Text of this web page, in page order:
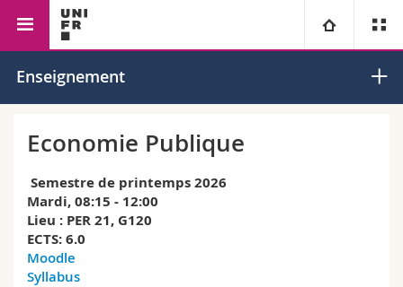
Université
Recherche
Université
Droit
Sciences économiques et sociales et management
Futurs étudiants
Etudiants
Ressources
Annuaire du personnel
Faculté des sciences économiques
et sociales et du management
Economie
publique
Enseignement
Economie Publique
Semestre de printemps 2026
Mardi, 08:15 - 12:00
Lieu : PER 21, G120
ECTS: 6.0
Moodle
Syllabus